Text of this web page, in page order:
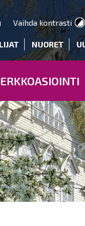
Vaihda kontrasti
NUORET